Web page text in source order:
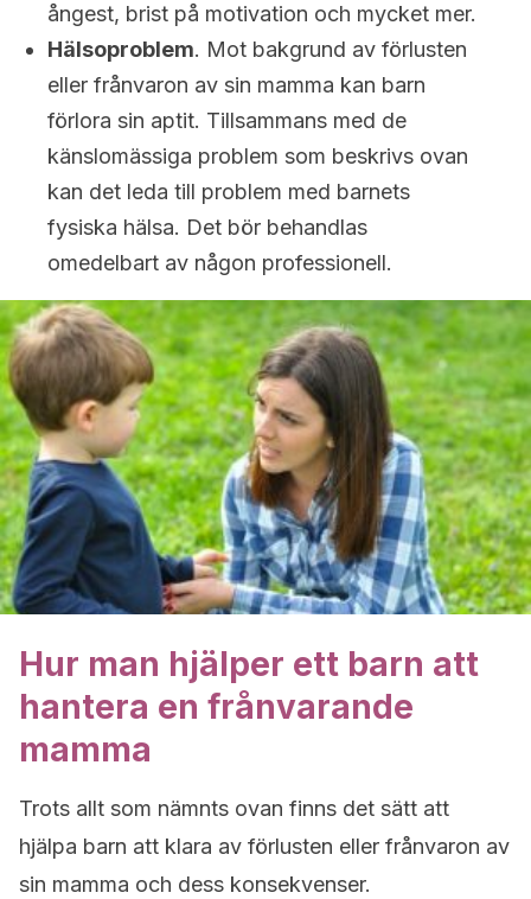
ångest, brist på motivation och mycket mer.
Hälsoproblem. Mot bakgrund av förlusten
eller frånvaron av sin mamma kan barn
förlora sin aptit. Tillsammans med de
känslomässiga problem som beskrivs ovan
kan det leda till problem med barnets
fysiska hälsa. Det bör behandlas
omedelbart av någon professionell.
Hur man hjälper ett barn att
hantera en frånvarande
mamma
Trots allt som nämnts ovan finns det sätt att
hjälpa barn att klara av förlusten eller frånvaron av
sin mamma och dess konsekvenser.